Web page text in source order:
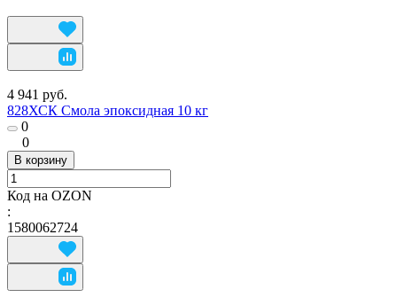
4 941 руб.
828ХСК Смола эпоксидная 10 кг
0
0
В корзину
Код на OZON
:
1580062724